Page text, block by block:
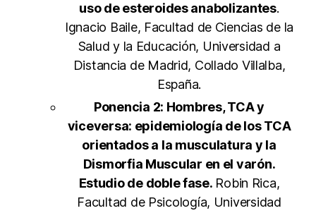
uso de esteroides anabolizantes.
Ignacio Baile, Facultad de Ciencias de la
Salud y la Educación, Universidad a
Distancia de Madrid, Collado Villalba,
España.
Ponencia 2: Hombres, TCA y
viceversa: epidemiología de los TCA
orientados a la musculatura y la
Dismorfia Muscular en el varón.
Estudio de doble fase. Robin Rica,
Facultad de Psicología, Universidad